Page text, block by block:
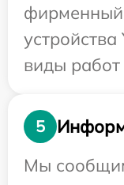
фирменный
виды работ
5
Мы